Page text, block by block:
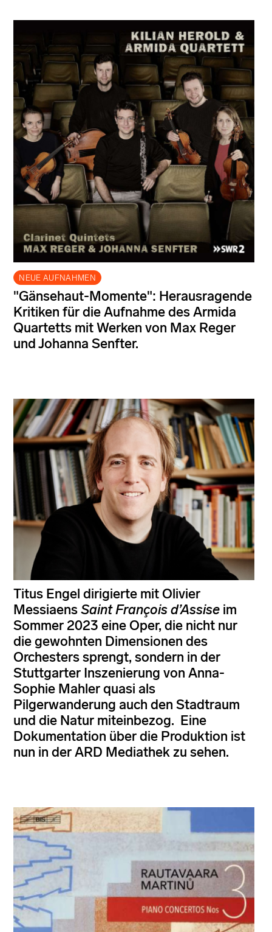
NEUE AUFNAHMEN
"Gänsehaut-Momente": Herausragende
Kritiken für die Aufnahme des Armida
Quartetts mit Werken von Max Reger
und Johanna Senfter.
Titus Engel dirigierte mit Olivier
MessiaensSaint François d’Assise im
Sommer 2023 eine Oper, die nicht nur
die gewohnten Dimensionen des
Orchesters sprengt, sondern in der
Stuttgarter Inszenierung von Anna-
Sophie Mahler quasi als
Pilgerwanderung auch den Stadtraum
und die Natur miteinbezog. Eine
Dokumentation über die Produktion ist
nun in der ARD Mediathek zu sehen.